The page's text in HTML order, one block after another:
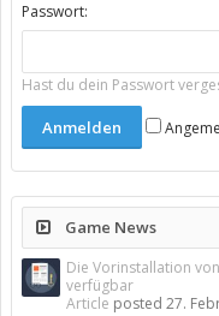
Passwort:
Hast du dein Passwort
Game News
Die Vorinstallation
verfügbar
Article posted 27.